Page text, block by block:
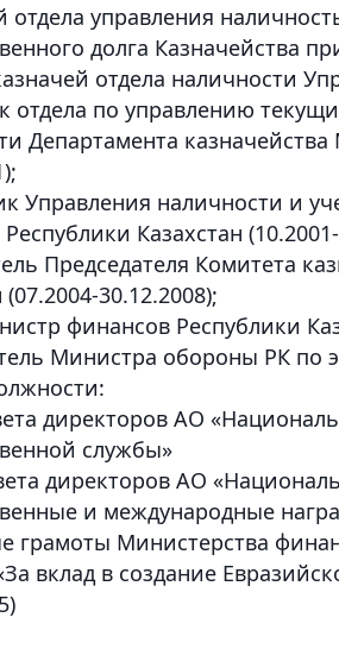
отдела управления
долга Казначейства
отдела наличности
отдела по управлению
Департамента
Управления наличности и
Казахстан
Председателя Комитета
(07.2004-30.12.2008);
финансов Республики
Министра обороны РК по
директоров АО
службы»
директоров АО
и международные
грамоты Министерства
вклад в создание